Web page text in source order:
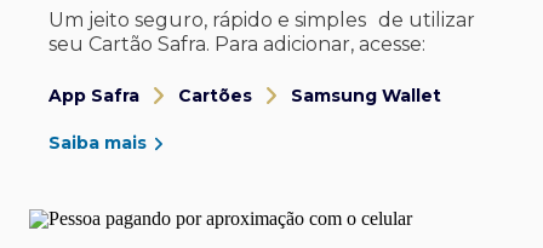
Um jeito seguro, rápido e simples de utilizar
seu Cartão Safra. Para adicionar, acesse:
App Safra Cartões Samsung Wallet
Saiba mais